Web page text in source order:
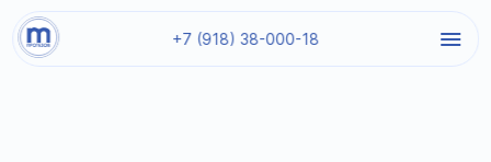
+7 (918) 38-000-18